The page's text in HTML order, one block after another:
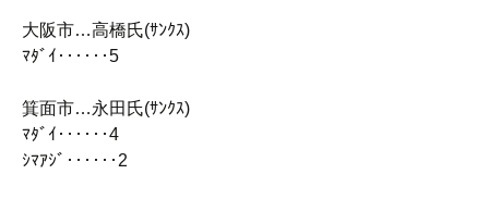
大阪市…高橋氏(ｻﾝｸｽ)
ﾏﾀﾞｲ‥‥‥5
箕面市…永田氏(ｻﾝｸｽ)
ﾏﾀﾞｲ‥‥‥4
ｼﾏｱｼﾞ‥‥‥2